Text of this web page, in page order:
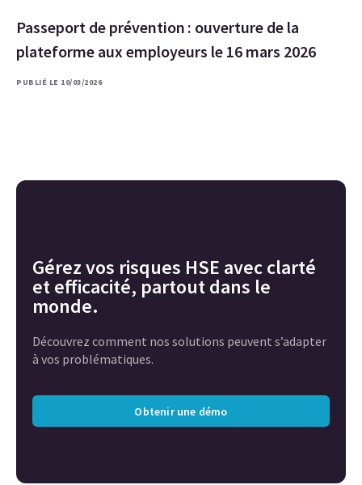
Passeport de prévention : ouverture de la
plateforme aux employeurs le 16 mars 2026
PUBLIÉ LE 10/03/2026
Gérez vos risques HSE avec clarté
et efficacité, partout dans le
monde.
Découvrez comment nos solutions peuvent s’adapter
à vos problématiques.
Obtenir une démo